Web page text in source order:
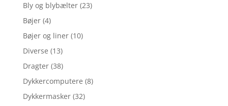
Bly og blybælter (23)
Bøjer (4)
Bøjer og liner (10)
Diverse (13)
Dragter (38)
Dykkercomputere (8)
Dykkermasker (32)